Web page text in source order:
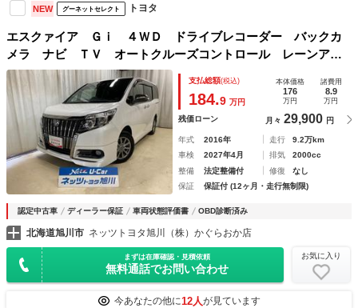
NEW グーネットセレクト トヨタ
エスクァイア Ｇｉ ４ＷＤ ドライブレコーダー バックカ
メラ ナビ ＴＶ オートクルーズコントロール レーンアシ
スト 衝突被害軽減システム 両側電動スライドドア オート
マチックハイビーム ＬＥＤヘッドランプ スマートキー
支払総額(税込)
184.9 万円
本体価格
176
万円
諸費用
8.9
万円
残価ローン 月々 29,900 円
年式 2016年 走行
9.2万km
車検
2027年4月 排気
2000cc
整備
法定整備付 修復
なし
保証
保証付 (12ヶ月・走行無制限)
認定中古車 ディーラー保証 車両状態評価書 OBD診断済み
北海道旭川市 ネッツトヨタ旭川（株）かぐらおか店
まずは在庫確認・見積依頼
無料通話でお問い合わせ
お気に入り
今あなたの他に12人が見ています